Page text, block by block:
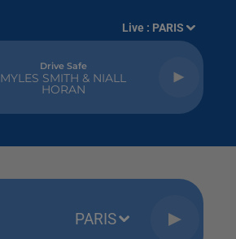
Live : PARIS
Drive Safe
MYLES SMITH & NIALL
HORAN
PARIS